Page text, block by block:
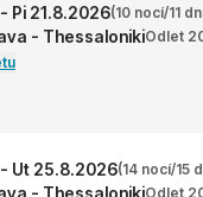
- Pi 21.8.2026(10 nocí/11
- ThessalonikiOdlet
- Ut 25.8.2026(14 nocí/15
- ThessalonikiOdlet